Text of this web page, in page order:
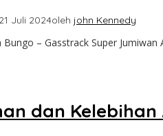
21 Juli 2024oleh john Kennedy
– Gasstrack Super Jumiwan
dan Kelebihan